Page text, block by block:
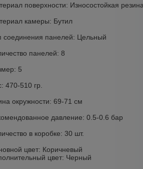
поверхности: Износостойкая резина
камеры: Бутил
соединения панелей: Цельный
панелей: 8
5
470-510 гр.
окружности: 69-71 см
давление: 0.5-0.6 бар
в коробке: 30 шт.
цвет: Коричневый
цвет: Черный